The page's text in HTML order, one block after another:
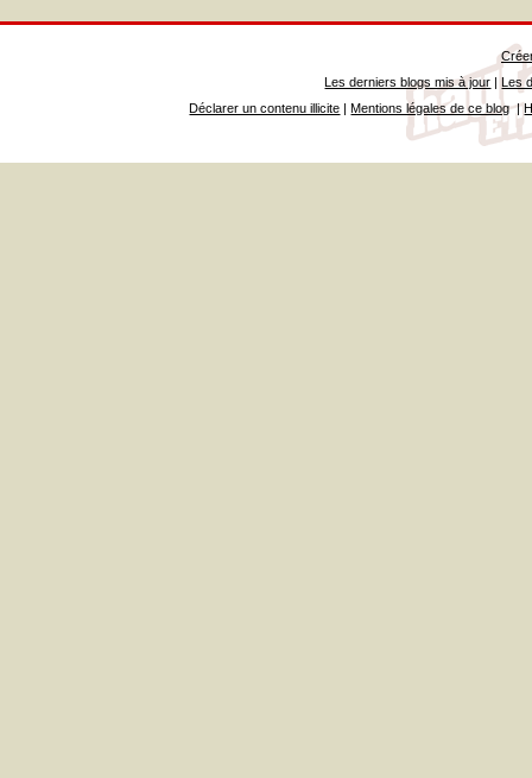
Les derniers blogs mis à jour |Les
Déclarer un contenu illicite |Mentions légales de ce blog|